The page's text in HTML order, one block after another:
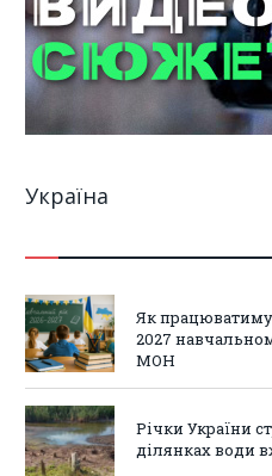
Україна
Як
2027
МОН
Річки України
ділянках води